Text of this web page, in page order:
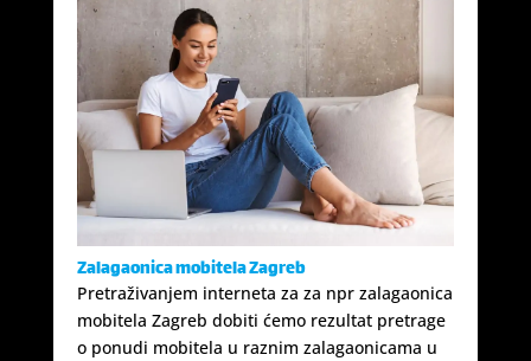
Zalagaonica mobitela Zagreb
Pretraživanjem interneta za za npr zalagaonica
mobitela Zagreb dobiti ćemo rezultat pretrage
o ponudi mobitela u raznim zalagaonicama u